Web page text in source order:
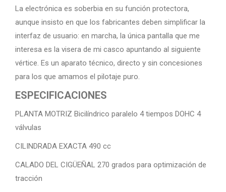
La electrónica es soberbia en su función protectora,
aunque insisto en que los fabricantes deben simplificar la
interfaz de usuario: en marcha, la única pantalla que me
interesa es la visera de mi casco apuntando al siguiente
vértice. Es un aparato técnico, directo y sin concesiones
para los que amamos el pilotaje puro.
ESPECIFICACIONES
PLANTA MOTRIZ Bicilíndrico paralelo 4 tiempos DOHC 4
válvulas
CILINDRADA EXACTA 490 cc
CALADO DEL CIGÜEÑAL 270 grados para optimización de
tracción